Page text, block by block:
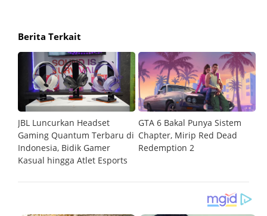
Berita Terkait
JBL Luncurkan Headset
Gaming Quantum Terbaru di
Indonesia, Bidik Gamer
Kasual hingga Atlet Esports
GTA 6 Bakal Punya Sistem
Chapter, Mirip Red Dead
Redemption 2